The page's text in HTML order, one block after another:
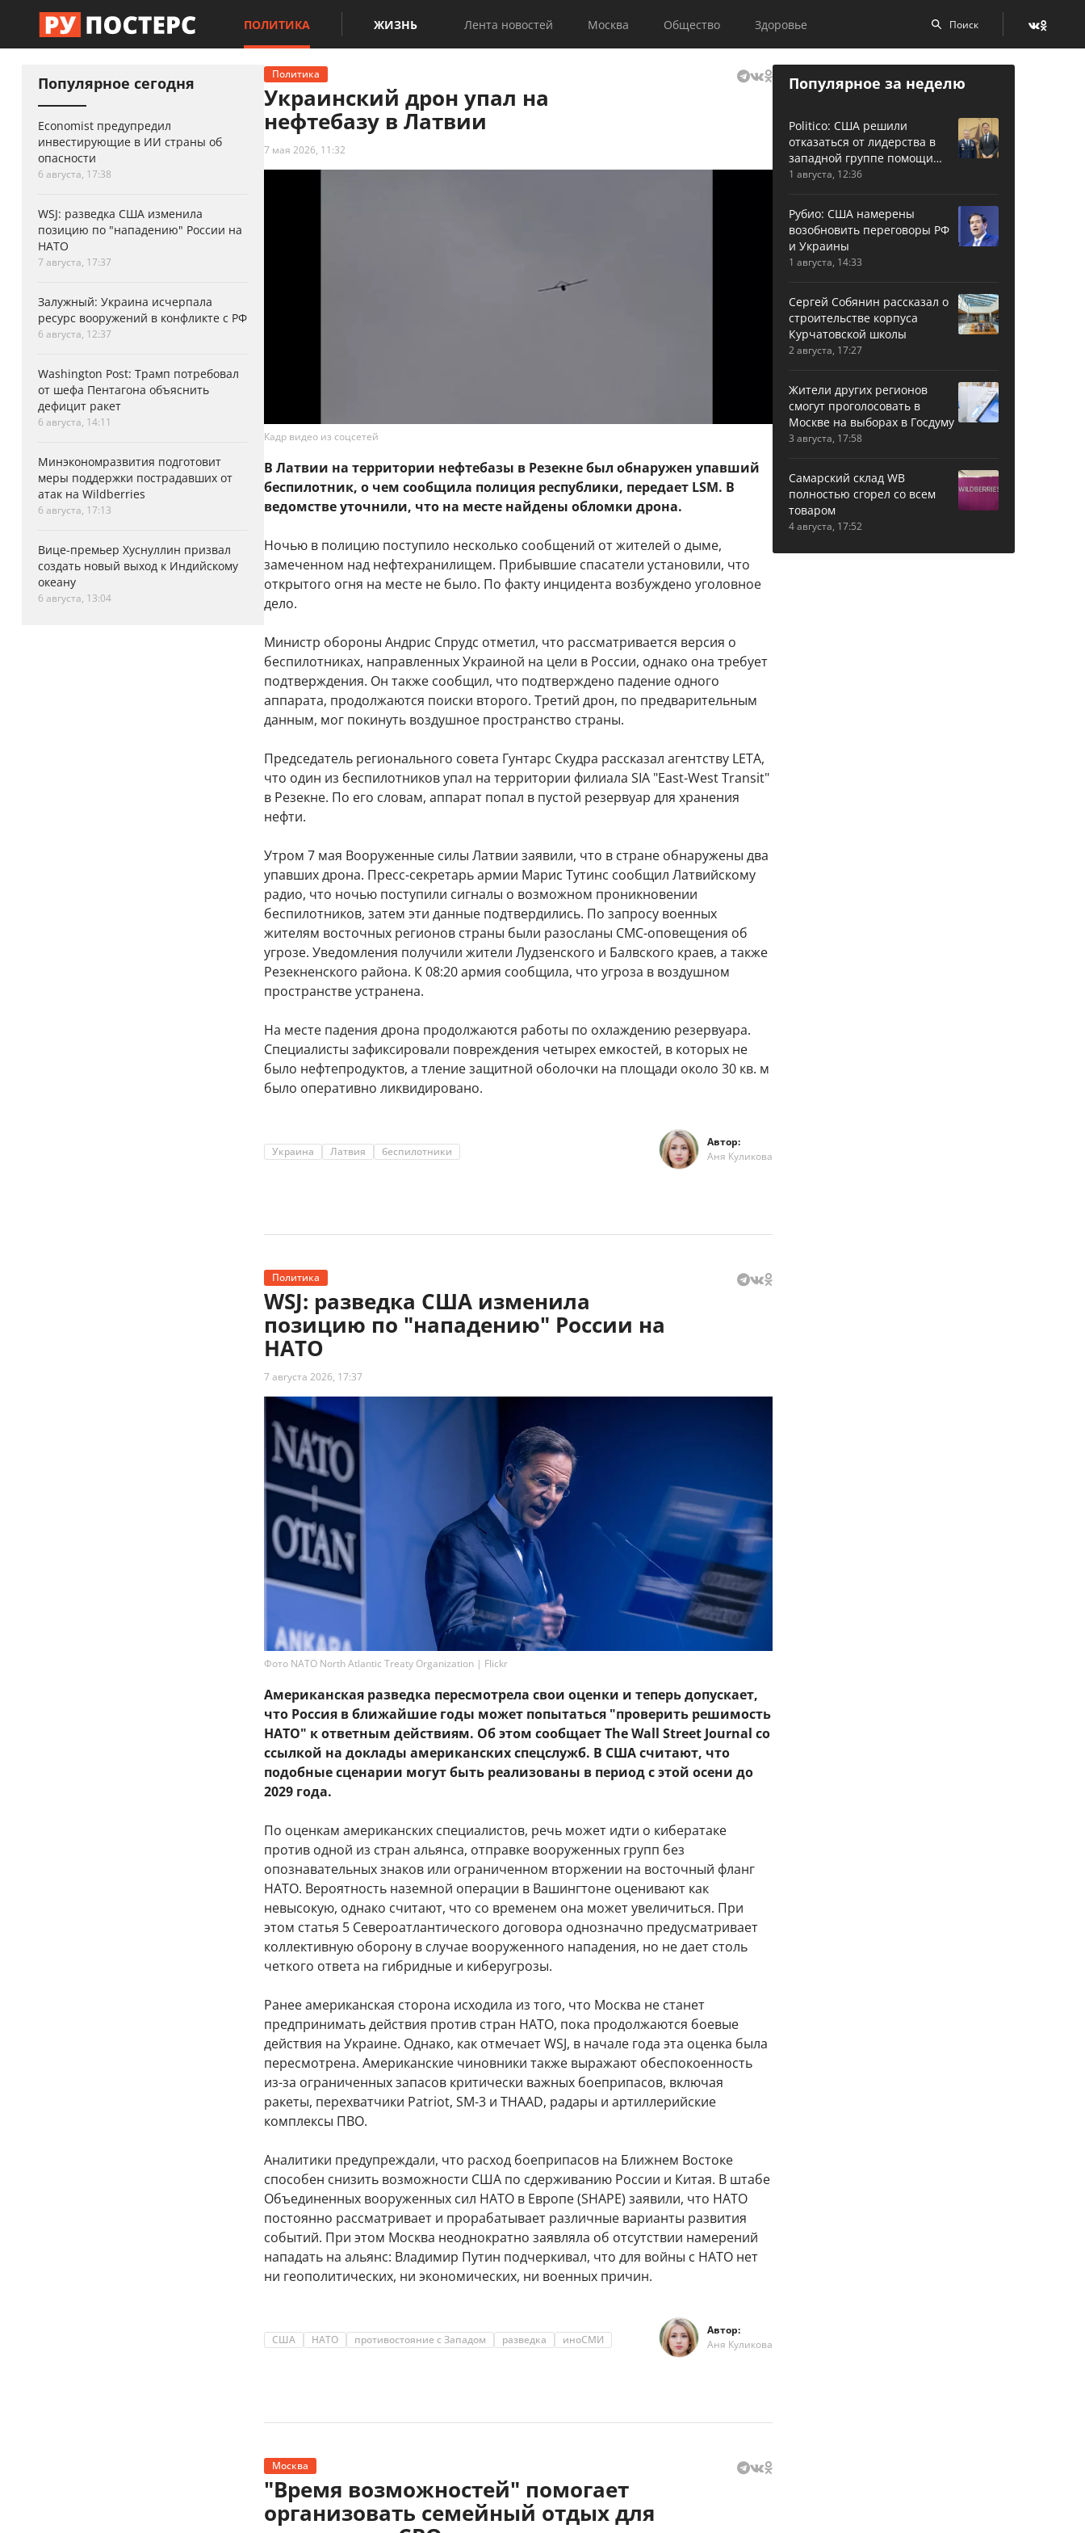
ПОЛИТИКА ЖИЗНЬ Лента новостей Москва Общество Здоровье
Популярное сегодня
Economist предупредил
инвестирующие в ИИ страны об
опасности
6 августа, 17:38
WSJ: разведка США изменила
позицию по "нападению" России на
НАТО
7 августа, 17:37
Залужный: Украина исчерпала
ресурс вооружений в конфликте с РФ
6 августа, 12:37
Washington Post: Трамп потребовал
от шефа Пентагона объяснить
дефицит ракет
6 августа, 14:11
Минэкономразвития подготовит
меры поддержки пострадавших от
атак на Wildberries
6 августа, 17:13
Вице-премьер Хуснуллин призвал
создать новый выход к Индийскому
океану
6 августа, 13:04
Политика
Украинский дрон упал на
нефтебазу в Латвии
7 мая 2026, 11:32
Кадр видео из соцсетей
В Латвии на территории нефтебазы в Резекне был обнаружен упавший
беспилотник, о чем сообщила полиция республики, передает LSM. В
ведомстве уточнили, что на месте найдены обломки дрона.
Ночью в полицию поступило несколько сообщений от жителей о дыме,
замеченном над нефтехранилищем. Прибывшие спасатели установили, что
открытого огня на месте не было. По факту инцидента возбуждено уголовное
дело.
Министр обороны Андрис Спрудс отметил, что рассматривается версия о
беспилотниках, направленных Украиной на цели в России, однако она требует
подтверждения. Он также сообщил, что подтверждено падение одного
аппарата, продолжаются поиски второго. Третий дрон, по предварительным
данным, мог покинуть воздушное пространство страны.
Председатель регионального совета Гунтарс Скудра рассказал агентству LETA,
что один из беспилотников упал на территории филиала SIA "East-West Transit"
в Резекне. По его словам, аппарат попал в пустой резервуар для хранения
нефти.
Утром 7 мая Вооруженные силы Латвии заявили, что в стране обнаружены два
упавших дрона. Пресс-секретарь армии Марис Тутинс сообщил Латвийскому
радио, что ночью поступили сигналы о возможном проникновении
беспилотников, затем эти данные подтвердились. По запросу военных
жителям восточных регионов страны были разосланы СМС-оповещения об
угрозе. Уведомления получили жители Лудзенского и Балвского краев, а также
Резекненского района. К 08:20 армия сообщила, что угроза в воздушном
пространстве устранена.
На месте падения дрона продолжаются работы по охлаждению резервуара.
Специалисты зафиксировали повреждения четырех емкостей, в которых не
было нефтепродуктов, а тление защитной оболочки на площади около 30 кв. м
было оперативно ликвидировано.
Украина Латвия беспилотники
Автор:
Аня Куликова
Политика
WSJ: разведка США изменила
позицию по "нападению" России на
НАТО
7 августа 2026, 17:37
Фото NATO North Atlantic Treaty Organization | Flickr
Американская разведка пересмотрела свои оценки и теперь допускает,
что Россия в ближайшие годы может попытаться "проверить решимость
НАТО" к ответным действиям. Об этом сообщает The Wall Street Journal со
ссылкой на доклады американских спецслужб. В США считают, что
подобные сценарии могут быть реализованы в период с этой осени до
2029 года.
По оценкам американских специалистов, речь может идти о кибератаке
против одной из стран альянса, отправке вооруженных групп без
опознавательных знаков или ограниченном вторжении на восточный фланг
НАТО. Вероятность наземной операции в Вашингтоне оценивают как
невысокую, однако считают, что со временем она может увеличиться. При
этом статья 5 Североатлантического договора однозначно предусматривает
коллективную оборону в случае вооруженного нападения, но не дает столь
четкого ответа на гибридные и киберугрозы.
Ранее американская сторона исходила из того, что Москва не станет
предпринимать действия против стран НАТО, пока продолжаются боевые
действия на Украине. Однако, как отмечает WSJ, в начале года эта оценка была
пересмотрена. Американские чиновники также выражают обеспокоенность
из-за ограниченных запасов критически важных боеприпасов, включая
ракеты, перехватчики Patriot, SM-3 и THAAD, радары и артиллерийские
комплексы ПВО.
Аналитики предупреждали, что расход боеприпасов на Ближнем Востоке
способен снизить возможности США по сдерживанию России и Китая. В штабе
Объединенных вооруженных сил НАТО в Европе (SHAPE) заявили, что НАТО
постоянно рассматривает и прорабатывает различные варианты развития
событий. При этом Москва неоднократно заявляла об отсутствии намерений
нападать на альянс: Владимир Путин подчеркивал, что для войны с НАТО нет
ни геополитических, ни экономических, ни военных причин.
США НАТО противостояние с Западом разведка иноСМИ
Автор:
Аня Куликова
Москва
"Время возможностей" помогает
организовать семейный отдых для
Популярное за неделю
Politico: США решили
отказаться от лидерства в
западной группе помощи
Украине
1 августа, 12:36
Рубио: США намерены
возобновить переговоры РФ
и Украины
1 августа, 14:33
Сергей Собянин рассказал о
строительстве корпуса
Курчатовской школы
2 августа, 17:27
Жители других регионов
смогут проголосовать в
Москве на выборах в Госдуму
3 августа, 17:58
Самарский склад WB
полностью сгорел со всем
товаром
4 августа, 17:52